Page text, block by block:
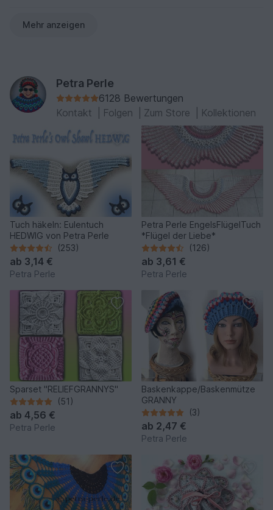
Mehr anzeigen
Petra Perle
6128 Bewertungen
Kontakt
Folgen Zum Store Kollektionen
Tuch häkeln: Eulentuch
HEDWIG von Petra Perle
(253)
ab 3,14 €
Petra Perle
Petra Perle EngelsFlügelTuch
*Flügel der Liebe*
(126)
ab 3,61 €
Petra Perle
Sparset "RELIEFGRANNYS"
(51)
ab 4,56 €
Petra Perle
Baskenkappe/Baskenmütze
GRANNY
(3)
ab 2,47 €
Petra Perle